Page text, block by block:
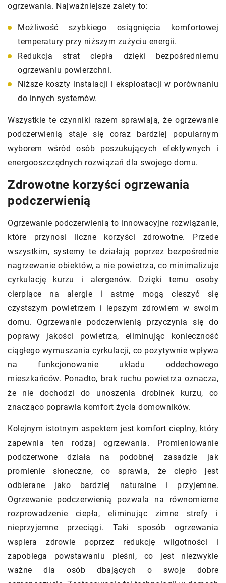
ogrzewania. Najważniejsze zalety to:
Możliwość szybkiego osiągnięcia komfortowej
temperatury przy niższym zużyciu energii.
Redukcja strat ciepła dzięki bezpośredniemu
ogrzewaniu powierzchni.
Niższe koszty instalacji i eksploatacji w porównaniu
do innych systemów.
Wszystkie te czynniki razem sprawiają, że ogrzewanie
podczerwienią staje się coraz bardziej popularnym
wyborem wśród osób poszukujących efektywnych i
energooszczędnych rozwiązań dla swojego domu.
Zdrowotne korzyści ogrzewania
podczerwienią
Ogrzewanie podczerwienią to innowacyjne rozwiązanie,
które przynosi liczne korzyści zdrowotne. Przede
wszystkim, systemy te działają poprzez bezpośrednie
nagrzewanie obiektów, a nie powietrza, co minimalizuje
cyrkulację kurzu i alergenów. Dzięki temu osoby
cierpiące na alergie i astmę mogą cieszyć się
czystszym powietrzem i lepszym zdrowiem w swoim
domu. Ogrzewanie podczerwienią przyczynia się do
poprawy jakości powietrza, eliminując konieczność
ciągłego wymuszania cyrkulacji, co pozytywnie wpływa
na funkcjonowanie układu oddechowego
mieszkańców. Ponadto, brak ruchu powietrza oznacza,
że nie dochodzi do unoszenia drobinek kurzu, co
znacząco poprawia komfort życia domowników.
Kolejnym istotnym aspektem jest komfort cieplny, który
zapewnia ten rodzaj ogrzewania. Promieniowanie
podczerwone działa na podobnej zasadzie jak
promienie słoneczne, co sprawia, że ciepło jest
odbierane jako bardziej naturalne i przyjemne.
Ogrzewanie podczerwienią pozwala na równomierne
rozprowadzenie ciepła, eliminując zimne strefy i
nieprzyjemne przeciągi. Taki sposób ogrzewania
wspiera zdrowie poprzez redukcję wilgotności i
zapobiega powstawaniu pleśni, co jest niezwykle
ważne dla osób dbających o swoje dobre